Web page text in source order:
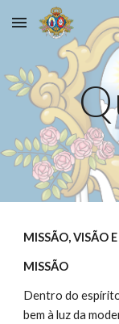
Skip to main
MISSÃO, VISÃO
MISSÃO
Dentro do
bem à luz da